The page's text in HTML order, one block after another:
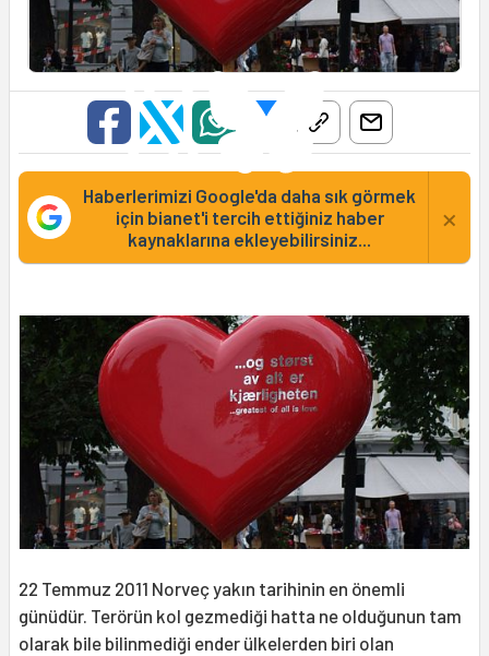
Haberlerimizi Google'da daha sık görmek
için bianet'i tercih ettiğiniz haber
kaynaklarına ekleyebilirsiniz...
×
22 Temmuz 2011 Norveç yakın tarihinin en önemli
günüdür. Terörün kol gezmediği hatta ne olduğunun tam
olarak bile bilinmediği ender ülkelerden biri olan